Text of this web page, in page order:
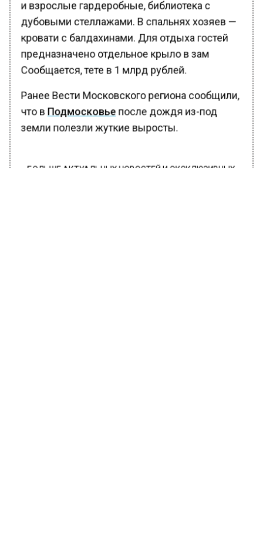
и взрослые гардеробные, библиотека с
дубовыми стеллажами. В спальнях хозяев —
кровати с балдахинами. Для отдыха гостей
предназначено отдельное крыло в зам
Сообщается, тете в 1 млрд рублей.
Ранее Вести Московского региона сообщили,
что вПодмосковьепосле дождя из-под
земли полезли жуткие выросты.